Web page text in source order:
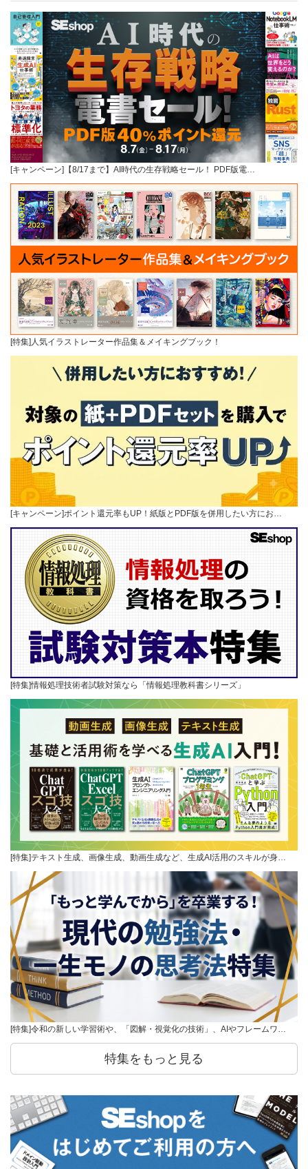
[キャンペーン]【8/17まで】AI時代の生存戦略セール！ PDF版電…
[特集]人気イラストレーター作品集＆メイキングブック！
[キャンペーン]ポイント還元率もUP！紙版とPDF版を併用したい方にお…
[特集]情報処理技術者試験対策なら「情報処理教科書シリーズ」
[特集]テキスト生成、画像生成、動画生成など、生成AI活用のスキルが身…
[特集]令和の新しい学習術や、「図解・視覚化の技術」、AIやフレームワ…
特集をもっと見る